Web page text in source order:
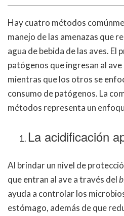
Hay cuatro métodos
manejo de las amenazas que
agua de bebida de las aves. El
patógenos que ingresan al
mientras que los otros se
consumo de patógenos. La
métodos representa un
La acidificación
Al brindar un nivel de
que entran al ave a través del
ayuda a controlar los
estómago, además de que